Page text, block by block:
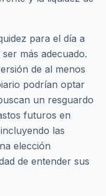
para el día a
más adecuado.
de al menos
podrían optar
un resguardo
futuros en
las
elección
de entender sus